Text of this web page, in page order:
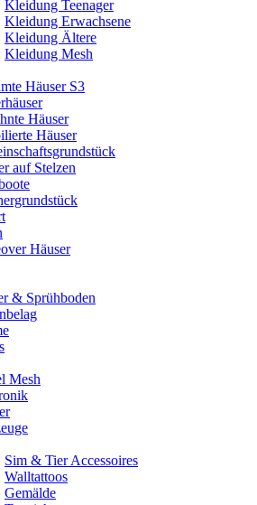
Kleidung Teenager
Kleidung Erwachsene
Kleidung Ältere
Kleidung Mesh
Häuser S3
Häuser
Häuser
auf Stelzen
Häuser
& Sprühboden
Mesh
Sim & Tier Accessoires
Walltattoos
Gemälde